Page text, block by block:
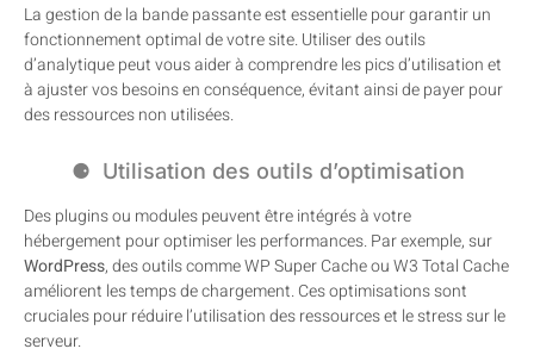
La gestion de la bande passante est essentielle pour garantir un
fonctionnement optimal de votre site. Utiliser des outils
d’analytique peut vous aider à comprendre les pics d’utilisation et
à ajuster vos besoins en conséquence, évitant ainsi de payer pour
des ressources non utilisées.
Utilisation des outils d’optimisation
Des plugins ou modules peuvent être intégrés à votre
hébergement pour optimiser les performances. Par exemple, sur
WordPress, des outils comme WP Super Cache ou W3 Total Cache
améliorent les temps de chargement. Ces optimisations sont
cruciales pour réduire l’utilisation des ressources et le stress sur le
serveur.